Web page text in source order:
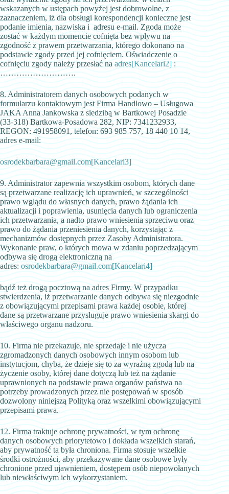
wskazanych w ustępach powyżej jest dobrowolne, z
zaznaczeniem, iż dla obsługi korespondencji konieczne jest
podanie imienia, nazwiska i adresu e-mail. Zgoda może
zostać w każdym momencie cofnięta bez wpływu na
zgodność z prawem przetwarzania, którego dokonano na
podstawie zgody przed jej cofnięciem. Oświadczenie o
cofnięciu zgody należy przesłać na adres[Kancelari2] :
……………………….
8. Administratorem danych osobowych podanych w
formularzu kontaktowym jest Firma Handlowo – Usługowa
JAKA Anna Jankowska z siedzibą w Bartkowej Posadzie
(33-318) Bartkowa-Posadowa 282, NIP: 7341232933,
REGON: 491958091, telefon: 693 985 757, 18 440 10 14,
adres e-mail:
osrodekbarbara@gmail.com[Kancelari3]
9. Administrator zapewnia wszystkim osobom, których dane
są przetwarzane realizację ich uprawnień, w szczególności
prawo wglądu do własnych danych, prawo żądania ich
aktualizacji i poprawienia, usunięcia danych lub ograniczenia
ich przetwarzania, a nadto prawo wniesienia sprzeciwu oraz
prawo do żądania przeniesienia danych, korzystając z
mechanizmów dostępnych przez Zasoby Administratora.
Wykonanie praw, o których mowa w zdaniu poprzedzającym
odbywa się drogą elektroniczną na
adres: osrodekbarbara@gmail.com[Kancelari4]
bądź też drogą pocztową na adres Firmy. W przypadku
stwierdzenia, iż przetwarzanie danych odbywa się niezgodnie
z obowiązującymi przepisami prawa każdej osobie, której
dane są przetwarzane przysługuje prawo wniesienia skargi do
właściwego organu nadzoru.
10. Firma nie przekazuje, nie sprzedaje i nie użycza
zgromadzonych danych osobowych innym osobom lub
instytucjom, chyba, że dzieje się to za wyraźną zgodą lub na
życzenie osoby, której dane dotyczą lub też na żądanie
uprawnionych na podstawie prawa organów państwa na
potrzeby prowadzonych przez nie postępowań w sposób
dozwolony niniejszą Polityką oraz wszelkimi obowiązującymi
przepisami prawa.
12. Firma traktuje ochronę prywatności, w tym ochronę
danych osobowych priorytetowo i dokłada wszelkich starań,
aby prywatność ta była chroniona. Firma stosuje wszelkie
środki ostrożności, aby przekazywane dane osobowe były
chronione przed ujawnieniem, dostępem osób niepowołanych
lub niewłaściwym ich wykorzystaniem.